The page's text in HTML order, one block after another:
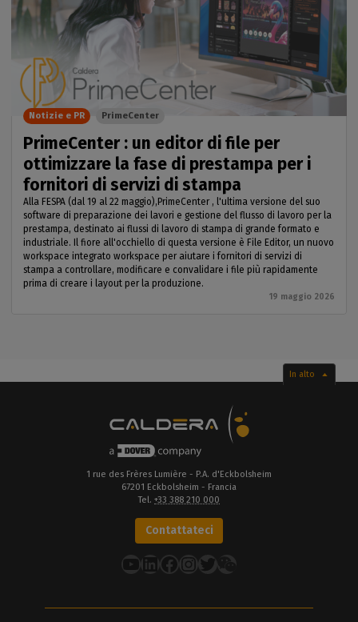
PrimeCenter : un editor di file per
ottimizzare la fase di prestampa per i
fornitori di servizi di stampa
Alla FESPA (dal 19 al 22 maggio),PrimeCenter , l'ultima versione del suo
software di preparazione dei lavori e gestione del flusso di lavoro per la
prestampa, destinato ai flussi di lavoro di stampa di grande formato e
industriale. Il fiore all'occhiello di questa versione è File Editor, un nuovo
workspace integrato workspace per aiutare i fornitori di servizi di
stampa a controllare, modificare e convalidare i file più rapidamente
prima di creare i layout per la produzione.
19 maggio 2026
Notizie e PR PrimeCenter
In alto
1 rue des Frères Lumière - P.A. d'Eckbolsheim
67201 Eckbolsheim - Francia
Tel. +33 388 210 000
Contattateci
YouTube
LinkedIn
Facebook
Instagram
Twitter